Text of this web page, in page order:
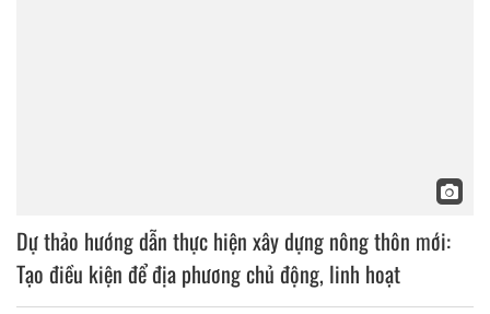
Dự thảo hướng dẫn thực hiện xây dựng nông thôn mới:
Tạo điều kiện để địa phương chủ động, linh hoạt